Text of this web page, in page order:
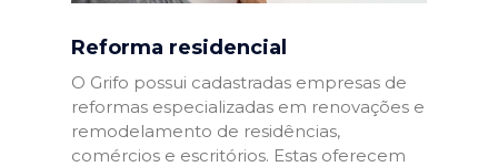
Reforma residencial
O Grifo possui cadastradas empresas de
reformas especializadas em renovações e
remodelamento de residências,
comércios e escritórios. Estas oferecem